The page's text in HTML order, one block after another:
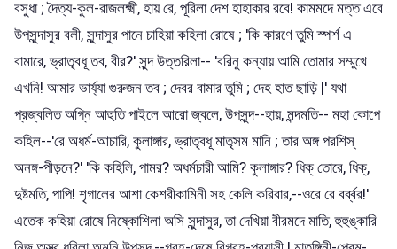
বসুধা ; দৈত্য-কুল-রাজলক্ষ্মী, হায় রে, পূরিলা দেশ হাহাকার রবে! কামমদে মত্ত এবে
উপসুন্দাসুর বলী, সুন্দাসুর পানে চাহিয়া কহিলা রোষে ; 'কি কারণে তুমি স্পর্শ এ
বামারে, ভ্রাতৃবধূ তব, বীর?' সুন্দ উত্তরিলা-- 'বরিনু কন্যায় আমি তোমার সম্মুখে
এখনি! আমার ভার্য্যা গুরুজন তব ; দেবর বামার তুমি ; দেহ হাত ছাড়ি |' যথা
প্রজ্বলিত অগ্নি আহুতি পাইলে আরো জ্বলে, উপসুন্দ--হায়, মন্দমতি-- মহা কোপে
কহিল--'রে অধর্ম-আচারি, কুলাঙ্গার, ভ্রাতৃবধূ মাতৃসম মানি ; তার অঙ্গ পরশিস্
অনঙ্গ-পীড়নে?' 'কি কহিলি, পামর? অধর্মচারী আমি? কুলাঙ্গার? ধিক্ তোরে, ধিক্,
দুষ্টমতি, পাপি! শৃগালের আশা কেশরীকামিনী সহ কেলি করিবার,--ওরে রে বর্ব্বর!'
এতেক কহিয়া রোষে নিষ্কোশিলা অসি সুন্দাসুর, তা দেখিয়া বীরমদে মাতি, হুহুঙ্কারি